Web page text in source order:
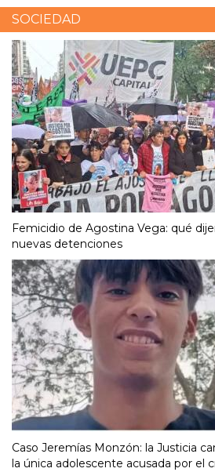
SOCIEDAD
Femicidio de Agostina Vega: qué
nuevas detenciones
Caso Jeremías Monzón: la Justicia
la única adolescente acusada por el